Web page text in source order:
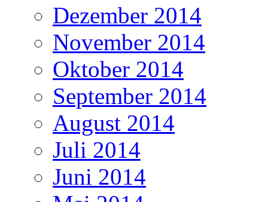
Dezember 2014
November 2014
Oktober 2014
September 2014
August 2014
Juli 2014
Juni 2014